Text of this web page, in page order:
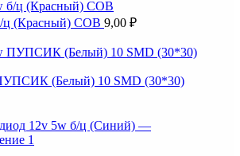
ц (Красный) COB 9,00 ₽
(Белый) 10 SMD (30*30)